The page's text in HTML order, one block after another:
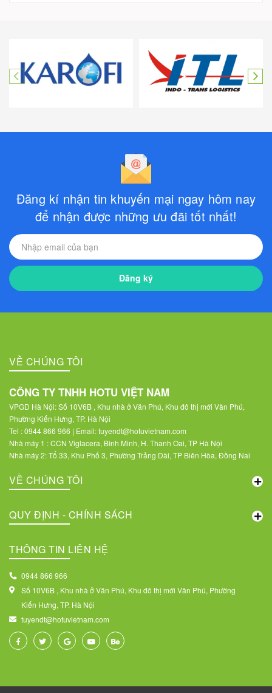
Đăng kí nhận tin khuyến mại ngay hôm nay
để nhận được những ưu đãi tốt nhất!
Đăng ký
VỀ CHÚNG TÔI
CÔNG TY TNHH HOTU VIỆT NAM
VPGD Hà Nội: Số 10V6B , Khu nhà ở Văn Phú, Khu đô thị mới Văn Phú,
Phường Kiến Hưng, TP. Hà Nội
Tel : 0944 866 966 | Email: tuyendt@hotuvietnam.com
Nhà máy 1 : CCN Viglacera, Bình Minh, H. Thanh Oai, TP Hà Nội
Nhà máy 2: Tổ 33, Khu Phố 3, Phường Trảng Dài, TP Biên Hòa, Đồng Nai
VỀ CHÚNG TÔI
QUY ĐỊNH - CHÍNH SÁCH
THÔNG TIN LIÊN HỆ
0944 866 966
Số 10V6B , Khu nhà ở Văn Phú, Khu đô thị mới Văn Phú, Phường
Kiến Hưng, TP. Hà Nội
tuyendt@hotuvietnam.com